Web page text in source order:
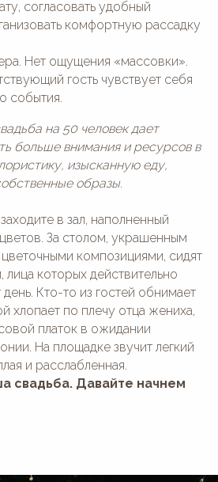
согласовать удобный
комфортную рассадку
Нет ощущения «массовки».
гость чувствует себя
события.
на 50 человек дает
больше внимания и ресурсов в
изысканную еду,
образы.
в зал, наполненный
За столом, украшенным
композициями, сидят
которых действительно
Кто-то из гостей обнимает
хлопает по плечу отца жениха,
платок в ожидании
На площадке звучит легкий
и расслабленная.
свадьба. Давайте начнем